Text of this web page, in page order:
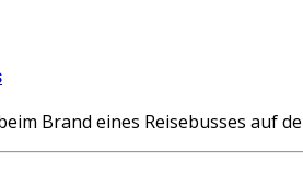
Brand eines Reisebusses auf